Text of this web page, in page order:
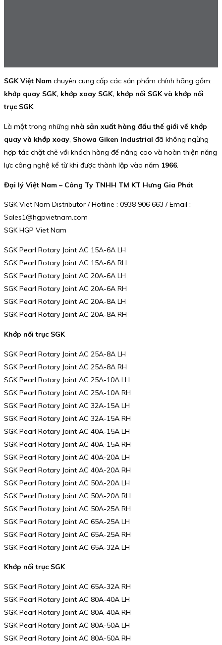
SGK Việt Nam chuyên cung cấp các sản phẩm chính hãng gồm:
khớp quay SGK, khớp xoay SGK, khớp nối SGK và khớp nối
trục SGK.
Là một trong những nhà sản xuất hàng đầu thế giới về khớp
quay và khớp xoay, Showa Giken Industrial đã không ngừng
hợp tác chặt chẽ với khách hàng để nâng cao và hoàn thiện năng
lực công nghệ kể từ khi được thành lập vào năm 1966.
Đại lý Việt Nam – Công Ty TNHH TM KT Hưng Gia Phát
SGK Viet Nam Distributor / Hotline : 0938 906 663 / Email :
Sales1@hgpvietnam.com
SGK HGP Viet Nam
SGK Pearl Rotary Joint AC 15A-6A LH
SGK Pearl Rotary Joint AC 15A-6A RH
SGK Pearl Rotary Joint AC 20A-6A LH
SGK Pearl Rotary Joint AC 20A-6A RH
SGK Pearl Rotary Joint AC 20A-8A LH
SGK Pearl Rotary Joint AC 20A-8A RH
Khớp nối trục SGK
SGK Pearl Rotary Joint AC 25A-8A LH
SGK Pearl Rotary Joint AC 25A-8A RH
SGK Pearl Rotary Joint AC 25A-10A LH
SGK Pearl Rotary Joint AC 25A-10A RH
SGK Pearl Rotary Joint AC 32A-15A LH
SGK Pearl Rotary Joint AC 32A-15A RH
SGK Pearl Rotary Joint AC 40A-15A LH
SGK Pearl Rotary Joint AC 40A-15A RH
SGK Pearl Rotary Joint AC 40A-20A LH
SGK Pearl Rotary Joint AC 40A-20A RH
SGK Pearl Rotary Joint AC 50A-20A LH
SGK Pearl Rotary Joint AC 50A-20A RH
SGK Pearl Rotary Joint AC 50A-25A RH
SGK Pearl Rotary Joint AC 65A-25A LH
SGK Pearl Rotary Joint AC 65A-25A RH
SGK Pearl Rotary Joint AC 65A-32A LH
Khớp nối trục SGK
SGK Pearl Rotary Joint AC 65A-32A RH
SGK Pearl Rotary Joint AC 80A-40A LH
SGK Pearl Rotary Joint AC 80A-40A RH
SGK Pearl Rotary Joint AC 80A-50A LH
SGK Pearl Rotary Joint AC 80A-50A RH